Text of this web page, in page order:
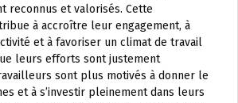
reconnus et valorisés. Cette
à accroître leur engagement, à
et à favoriser un climat de travail
leurs efforts sont justement
sont plus motivés à donner le
et à s’investir pleinement dans leurs